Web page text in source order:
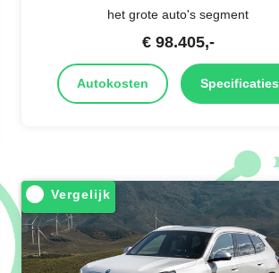
het grote auto's segment
€ 98.405,-
Autokosten Specificaties
Vergelijk